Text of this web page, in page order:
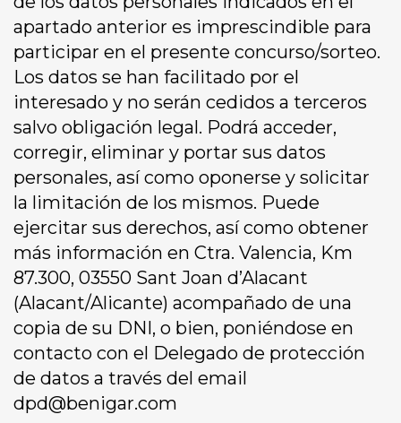
apartado anterior es imprescindible para
participar en el presente concurso/sorteo.
Los datos se han facilitado por el
interesado y no serán cedidos a terceros
salvo obligación legal. Podrá acceder,
corregir, eliminar y portar sus datos
personales, así como oponerse y solicitar
la limitación de los mismos. Puede
ejercitar sus derechos, así como obtener
más información en Ctra. Valencia, Km
87.300, 03550 Sant Joan d’Alacant
(Alacant/Alicante) acompañado de una
copia de su DNI, o bien, poniéndose en
contacto con el Delegado de protección
de datos a través del email
dpd@benigar.com